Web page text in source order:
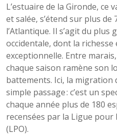
L’estuaire de la Gironde, ce
et salée, s’étend sur plus de
l’Atlantique. Il s’agit du plus
occidentale, dont la richesse
exceptionnelle. Entre
chaque saison ramène son
battements. Ici, la migration
simple passage : c’est un
chaque année plus de 180
recensées par la Ligue pour
(LPO).